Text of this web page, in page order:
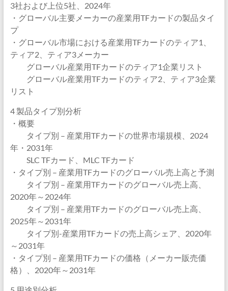
3社および上位5社、2024年
・グローバル主要メーカーの産業用TFカードの製品タイ
プ
・グローバル市場における産業用TFカードのティア1、
ティア2、ティア3メーカー
グローバル産業用TFカードのティア1企業リスト
グローバル産業用TFカードのティア2、ティア3企業
リスト
4 製品タイプ別分析
・概要
タイプ別 – 産業用TFカードの世界市場規模、2024
年・2031年
SLC TFカード、MLC TFカード
・タイプ別 – 産業用TFカードのグローバル売上高と予測
タイプ別 – 産業用TFカードのグローバル売上高、
2020年～2024年
タイプ別 – 産業用TFカードのグローバル売上高、
2025年～2031年
タイプ別-産業用TFカードの売上高シェア、2020年
～2031年
・タイプ別 – 産業用TFカードの価格（メーカー販売価
格）、2020年～2031年